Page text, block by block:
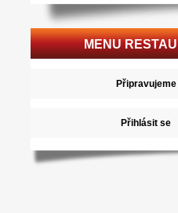
MENU
Připravujeme
Přihlásit se